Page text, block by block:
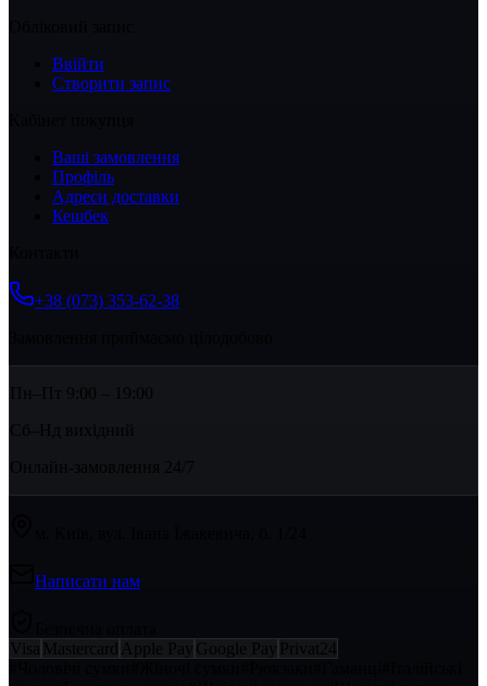
Ввійти
Створити запис
Ваші замовлення
Профіль
Адреси доставки
Кешбек
+38 (073) 353-62-38
Пн–Пт 9:00 – 19:00
Сб–Нд вихідний
Написати нам
Visa Mastercard Apple Pay Google Pay Privat24